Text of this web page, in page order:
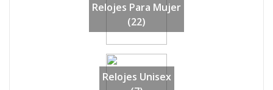
Relojes Para Mujer
(22)
Relojes Unisex